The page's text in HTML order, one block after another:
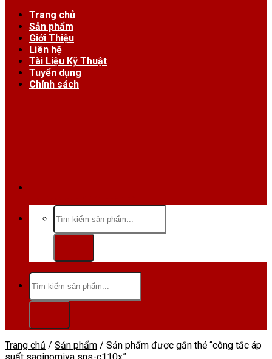
Trang chủ
Sản phẩm
Giới Thiệu
Liên hệ
Tài Liệu Kỹ Thuật
Tuyển dụng
Chính sách
Tìm
kiếm:
Tìm
kiếm:
Trang chủ / Sản phẩm / Sản phẩm được gắn thẻ “công tắc áp
suất saginomiya sns-c110x”